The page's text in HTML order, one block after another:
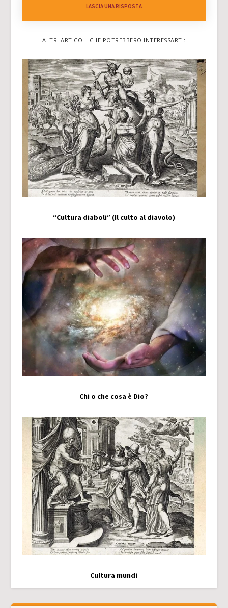
LASCIA UNA RISPOSTA
ALTRI ARTICOLI CHE POTREBBERO INTERESSARTI:
“Cultura diaboli” (Il culto al diavolo)
Chi o che cosa è Dio?
Cultura mundi